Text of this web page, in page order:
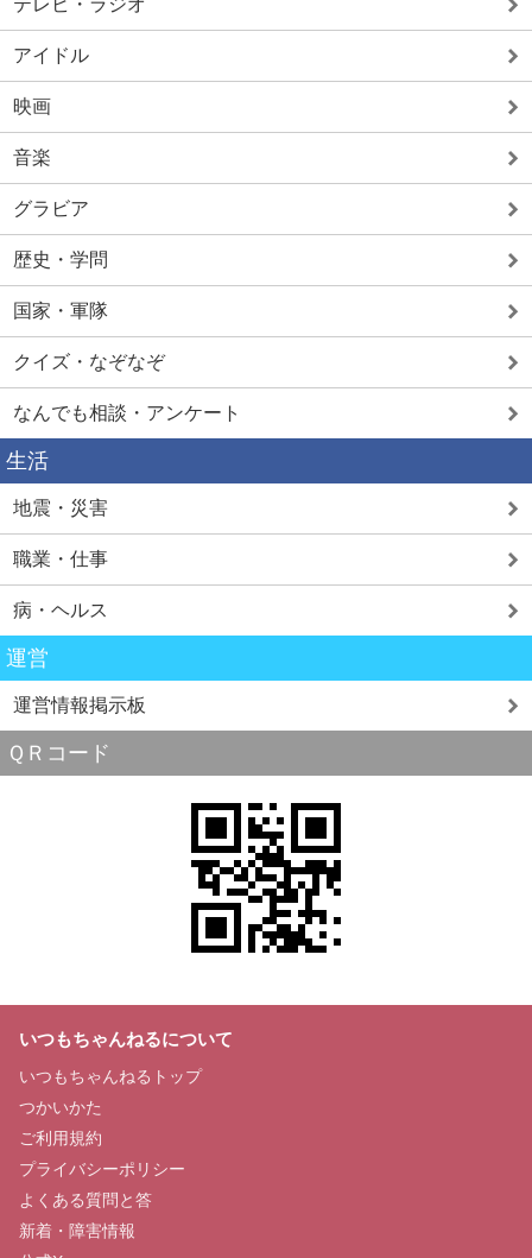
テレビ・ラジオ
アイドル
映画
音楽
グラビア
歴史・学問
国家・軍隊
クイズ・なぞなぞ
なんでも相談・アンケート
生活
地震・災害
職業・仕事
病・ヘルス
運営
運営情報掲示板
ＱＲコード
いつもちゃんねるについて
いつもちゃんねるトップ
つかいかた
ご利用規約
プライバシーポリシー
よくある質問と答
新着・障害情報